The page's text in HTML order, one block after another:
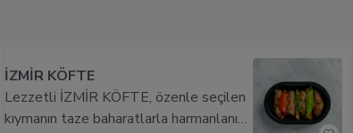
İZMİR KÖFTE
Lezzetli İZMİR KÖFTE, özenle seçilen
kıymanın taze baharatlarla harmanlanıp